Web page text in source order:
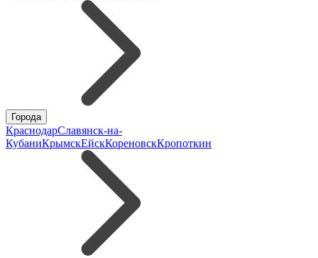
Города
КраснодарСлавянск-на-
КубаниКрымскЕйскКореновскКропоткин